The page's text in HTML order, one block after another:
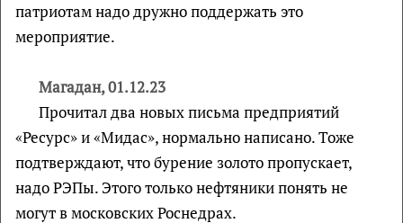
патриотам надо дружно поддержать это
мероприятие.
Магадан, 01.12.23
Прочитал два новых письма предприятий
«Ресурс» и «Мидас», нормально написано. Тоже
подтверждают, что бурение золото пропускает,
надо РЭПы. Этого только нефтяники понять не
могут в московских Роснедрах.